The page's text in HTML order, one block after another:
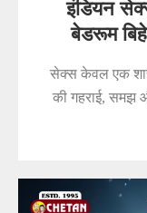
इंडियन
बेडरूम
सेक्स केवल एक
की गहराई, समझ